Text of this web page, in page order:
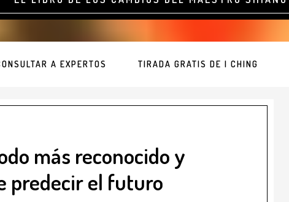
A EXPERTOS TIRADA GRATIS DE I CHING
más reconocido y
predecir el futuro